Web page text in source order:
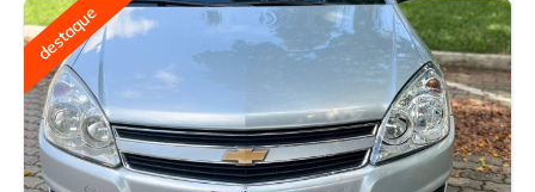
destaque